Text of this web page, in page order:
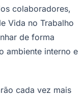
colaboradores,
Vida no Trabalho
de forma
ambiente interno e
cada vez mais